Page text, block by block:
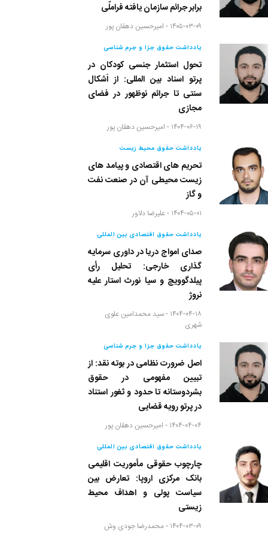
برابر جرائم سازمان یافته فراملّی
۱۴۰۵-۰۳-۰۹ - امیرحسین دهقان پور
یادداشت حقوق جزا و جرم شناسی
تحول استثمار جنسی کودکان در
پرتو اسناد بین المللی: از اَشکال
سنتی تا جرائم نوظهور در فضای
مجازی
۱۴۰۴-۰۶-۱۹ - امیرحسین دهقان پور
یادداشت حقوق محیط زیست
تحریم های اقتصادی و پیامد های
زیست محیطی آن در صنعت نفت
و گاز
۱۴۰۴-۰۵-۰۱ - علیرضا دلاور
یادداشت حقوق اقتصادی بین المللی
صدای امواج دریا در داوری سرمایه
گذاری خارجی: تحلیل رأی
پیلدگوویچ و سیا نورث استار علیه
نروژ
۱۴۰۴-۰۴-۱۸ - سید محمدامین علوی
شهری
یادداشت حقوق جزا و جرم شناسی
اصل ضرورت نظامی در بوته نقد: از
تبیین مفهومی در حقوق
بشردوستانه تا حدود و ثغور استناد
در پرتو رویه قضایی
۱۴۰۴-۰۴-۰۴ - امیرحسین دهقان پور
یادداشت حقوق اقتصادی بین المللی
چارچوب حقوقی مأموریت اقلیمی
بانک مرکزی اروپا: تعارض بین
سیاست پولی و اهداف محیط
زیستی
۱۴۰۴-۰۳-۰۹ - محمدرضا جودی وش